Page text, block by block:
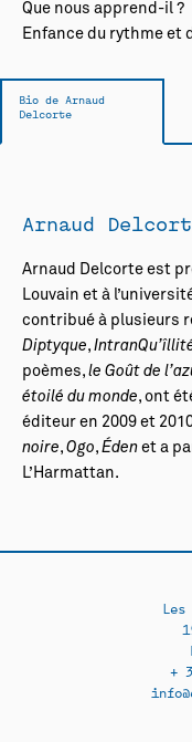
Que nous apprend-il ?
Enfance du rythme et
Bio de Arnaud
Delcorte
Arnaud
Arnaud Delcorte est
Louvain et à
contribué à plusieurs
Diptyque,
poèmes, le Goût de
étoilé du monde, ont
éditeur en 2009 et
noire, Ogo, Éden et a
L’Harmattan.
+